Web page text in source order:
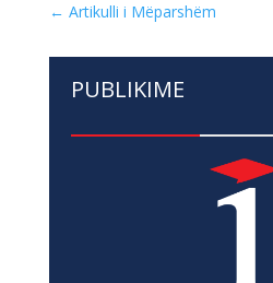
← Artikulli i Mëparshëm
PUBLIKIME